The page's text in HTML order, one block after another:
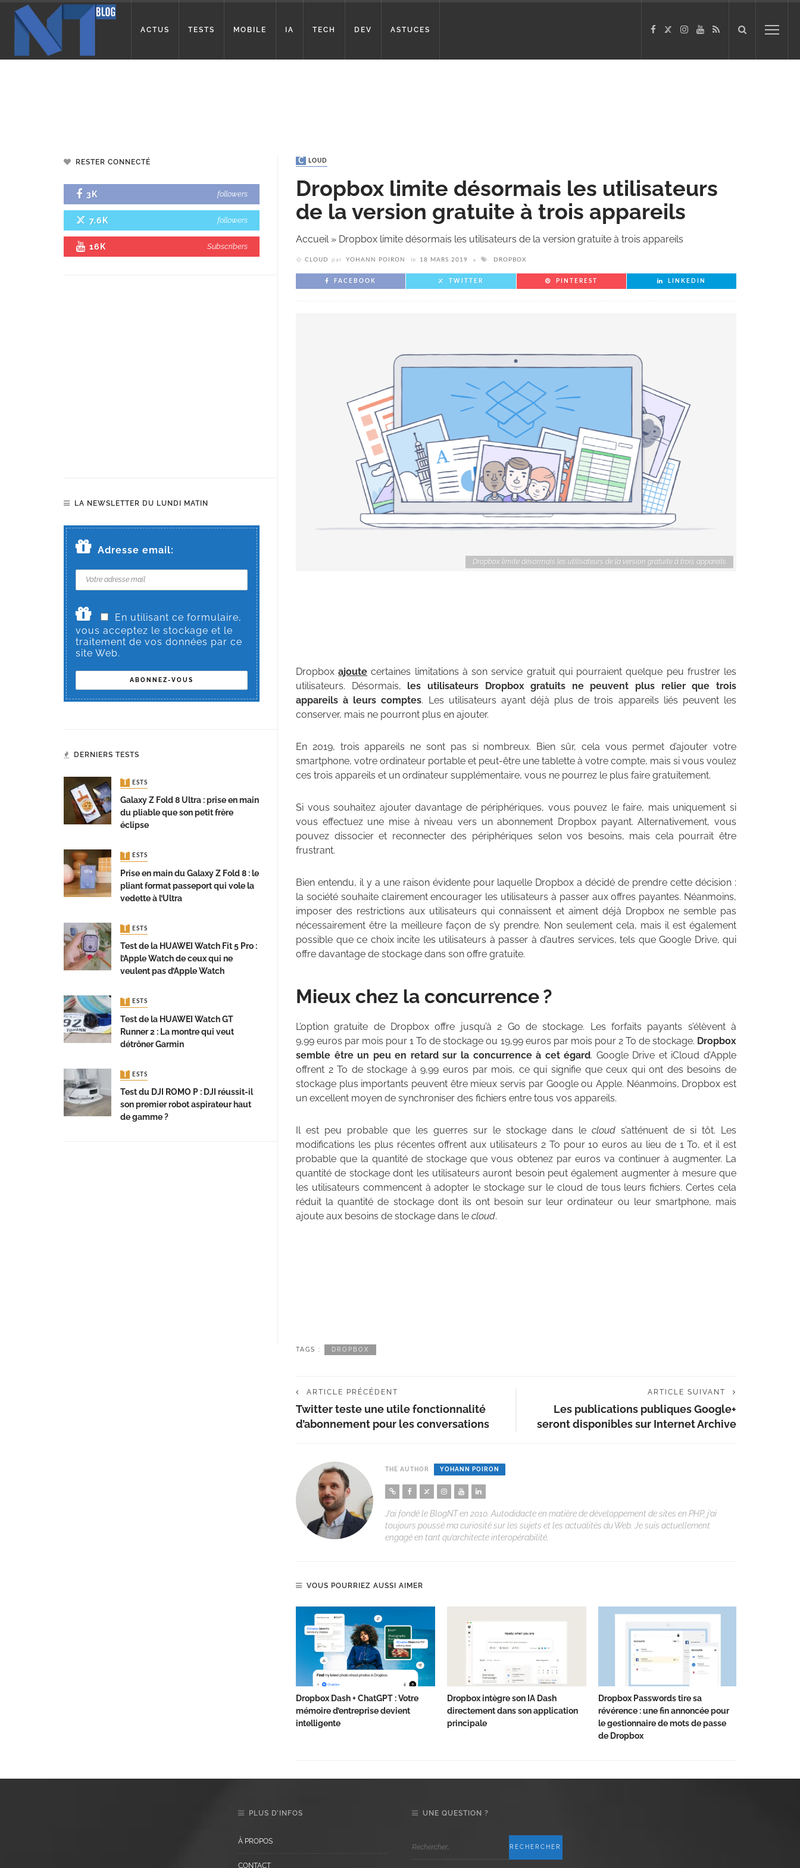
ACTUS TESTS MOBILE IA TECH DEV ASTUCES
CLOUD
Dropbox limite désormais les utilisateurs
de la version gratuite à trois appareils
Accueil» Dropbox limite désormais les utilisateurs de la version gratuite à trois appareils
CLOUD par YOHANN POIRON le 18 MARS 2019 DROPBOX
FACEBOOK TWITTER PINTEREST LINKEDIN
Dropbox limite désormais les utilisateurs de la version gratuite à trois appareils
Dropboxajoute certaines limitations à son service gratuit qui pourraient quelque peu frustrer les
utilisateurs. Désormais, les utilisateurs Dropbox gratuits ne peuvent plus relier que trois
appareils à leurs comptes. Les utilisateurs ayant déjà plus de trois appareils liés peuvent les
conserver, mais ne pourront plus en ajouter.
En 2019, trois appareils ne sont pas si nombreux. Bien sûr, cela vous permet d’ajouter votre
smartphone, votre ordinateur portable et peut-être une tablette à votre compte, mais si vous voulez
ces trois appareils et un ordinateur supplémentaire, vous ne pourrez le plus faire gratuitement.
Si vous souhaitez ajouter davantage de périphériques, vous pouvez le faire, mais uniquement si
vous effectuez une mise à niveau vers un abonnement Dropbox payant. Alternativement, vous
pouvez dissocier et reconnecter des périphériques selon vos besoins, mais cela pourrait être
frustrant.
Bien entendu, il y a une raison évidente pour laquelle Dropbox a décidé de prendre cette décision :
la société souhaite clairement encourager les utilisateurs à passer aux offres payantes. Néanmoins,
imposer des restrictions aux utilisateurs qui connaissent et aiment déjà Dropbox ne semble pas
nécessairement être la meilleure façon de s’y prendre. Non seulement cela, mais il est également
possible que ce choix incite les utilisateurs à passer à d’autres services, tels que Google Drive, qui
offre davantage de stockage dans son offre gratuite.
Mieux chez la concurrence ?
L’option gratuite de Dropbox offre jusqu’à 2 Go de stockage. Les forfaits payants s’élèvent à
9,99 euros par mois pour 1 To de stockage ou 19,99 euros par mois pour 2 To de stockage. Dropbox
semble être un peu en retard sur la concurrence à cet égard. Google Drive et iCloud d’Apple
offrent 2 To de stockage à 9,99 euros par mois, ce qui signifie que ceux qui ont des besoins de
stockage plus importants peuvent être mieux servis par Google ou Apple. Néanmoins, Dropbox est
un excellent moyen de synchroniser des fichiers entre tous vos appareils.
Il est peu probable que les guerres sur le stockage dans le cloud s’atténuent de si tôt. Les
modifications les plus récentes offrent aux utilisateurs 2 To pour 10 euros au lieu de 1 To, et il est
probable que la quantité de stockage que vous obtenez par euros va continuer à augmenter. La
quantité de stockage dont les utilisateurs auront besoin peut également augmenter à mesure que
les utilisateurs commencent à adopter le stockage sur le cloud de tous leurs fichiers. Certes cela
réduit la quantité de stockage dont ils ont besoin sur leur ordinateur ou leur smartphone, mais
ajoute aux besoins de stockage dans le cloud.
TAGS : DROPBOX
ARTICLE PRÉCÉDENT
Twitter teste une utile fonctionnalité
d’abonnement pour les conversations
ARTICLE SUIVANT
Les publications publiques Google+
seront disponibles sur Internet Archive
THE AUTHOR YOHANN POIRON
J’ai fondé le BlogNT en 2010. Autodidacte en matière de développement de sites en PHP, j’ai
toujours poussé ma curiosité sur les sujets et les actualités du Web. Je suis actuellement
engagé en tant qu’architecte interopérabilité.
VOUS POURRIEZ AUSSI AIMER
Dropbox Dash + ChatGPT : Votre
mémoire d’entreprise devient
intelligente
Dropbox intègre son IA Dash
directement dans son application
principale
Dropbox Passwords tire sa
révérence : une fin annoncée pour
le gestionnaire de mots de passe
de Dropbox
RESTER CONNECTÉ
3K followers
7.6K followers
16K Subscribers
LA NEWSLETTER DU LUNDI MATIN
Adresse email:
En utilisant ce formulaire,
vous acceptez le stockage et le
traitement de vos données par ce
site Web.
DERNIERS TESTS
TESTS
Galaxy Z Fold 8 Ultra : prise en main
du pliable que son petit frère
éclipse
TESTS
Prise en main du Galaxy Z Fold 8 : le
pliant format passeport qui vole la
vedette à l’Ultra
TESTS
Test de la HUAWEI Watch Fit 5 Pro :
l’Apple Watch de ceux qui ne
veulent pas d’Apple Watch
TESTS
Test de la HUAWEI Watch GT
Runner 2 : La montre qui veut
détrôner Garmin
TESTS
Test du DJI ROMO P : DJI réussit-il
son premier robot aspirateur haut
de gamme ?
PLUS D’INFOS
À PROPOS
CONTACT
UNE QUESTION ?